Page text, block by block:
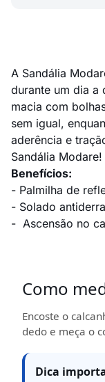
A Sandália
durante um dia a
macia com
sem igual,
aderência e
Sandália Modare!
Benefícios:
- Palmilha de
- Solado
- Ascensão no
Como
Encoste o
dedo e meça o
Dica